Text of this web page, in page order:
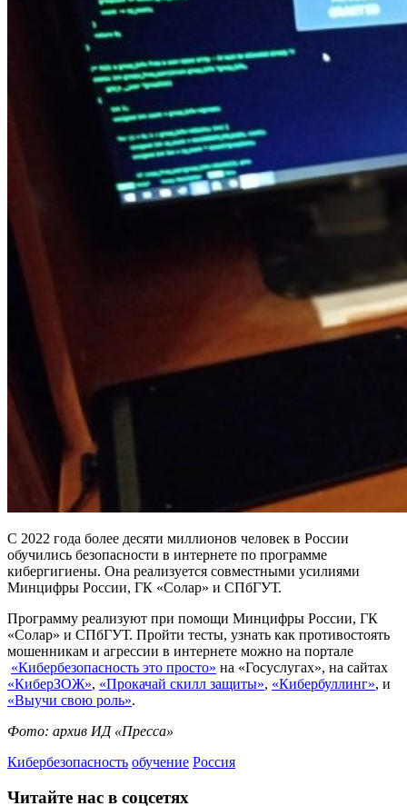
С 2022 года более десяти миллионов человек в России
обучились безопасности в интернете по программе
кибергигиены. Она реализуется совместными усилиями
Минцифры России, ГК «Солар» и СПбГУТ.
Программу реализуют при помощи Минцифры России, ГК
«Солар» и СПбГУТ. Пройти тесты, узнать как противостоять
мошенникам и агрессии в интернете можно на портале
«Кибербезопасность это просто» на «Госуслугах», на сайтах
«КиберЗОЖ», «Прокачай скилл защиты», «Кибербуллинг», и
«Выучи свою роль».
Фото: архив ИД «Пресса»
Кибербезопасность обучение Россия
Читайте нас в соцсетях